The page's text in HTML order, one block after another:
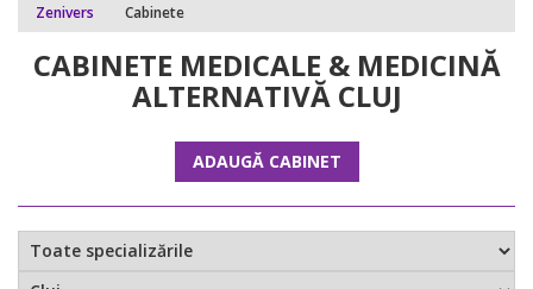
Zenivers Cabinete
CABINETE MEDICALE & MEDICINĂ
ALTERNATIVĂ CLUJ
ADAUGĂ CABINET